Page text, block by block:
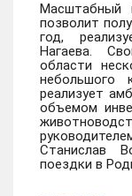
Масштабный
позволит
год,
Нагаева.
области
небольшого
реализует
объемом
Станислав
поездки в